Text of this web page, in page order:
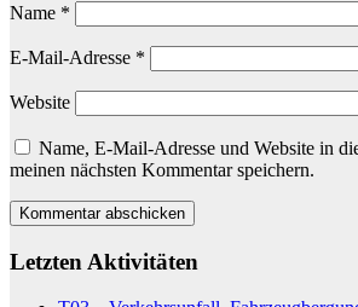
Name *
E-Mail-Adresse *
Website
Name, E-Mail-Adresse und Website in
meinen nächsten Kommentar speichern.
Letzten Aktivitäten